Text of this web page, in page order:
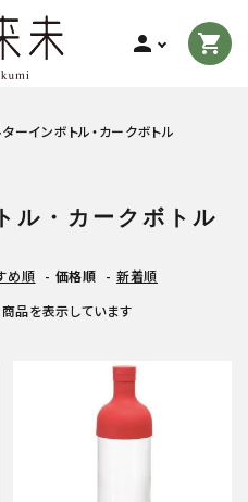
person shopping_cart
search
員登録
ターインボトル・カークボトル
ル・カークボトル
め順 - 価格順 - 新着順
を表示しています